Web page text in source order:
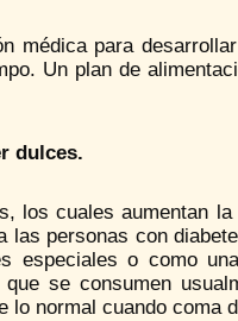
médica para
Un plan de
dulces.
los cuales aumentan
personas con
especiales o como
se consumen
lo normal cuando coma